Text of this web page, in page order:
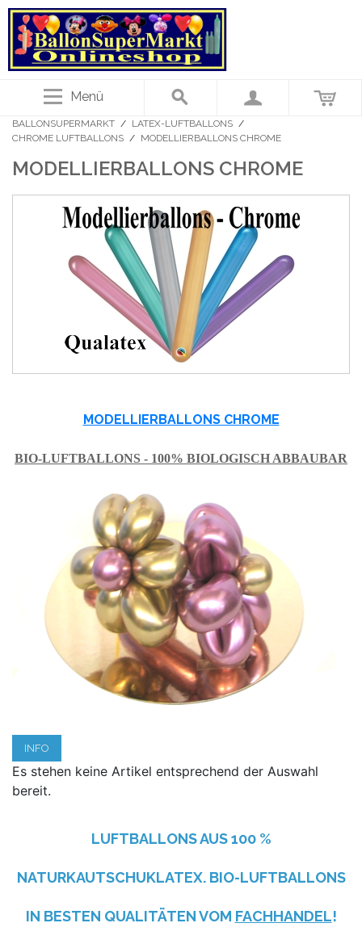
Menü
BALLONSUPERMARKT / LATEX-LUFTBALLONS /
CHROME LUFTBALLONS / MODELLIERBALLONS CHROME
MODELLIERBALLONS CHROME
MODELLIERBALLONS CHROME
BIO-LUFTBALLONS - 100% BIOLOGISCH ABBAUBAR
INFO
Es stehen keine Artikel entsprechend der Auswahl
bereit.
LUFTBALLONS AUS100 %
NATURKAUTSCHUKLATEX. BIO-LUFTBALLONS
IN BESTEN QUALITÄTEN VOM FACHHANDEL!